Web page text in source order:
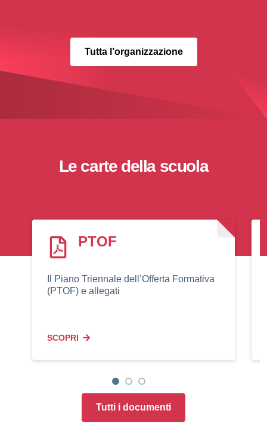
Tutta l’organizzazione
Le carte della scuola
PTOF
Il Piano Triennale dell’Offerta Formativa
(PTOF) e allegati
SCOPRI
Tutti i documenti